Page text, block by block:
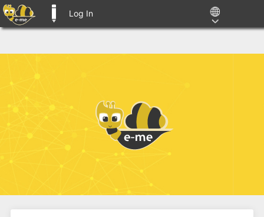
Log In